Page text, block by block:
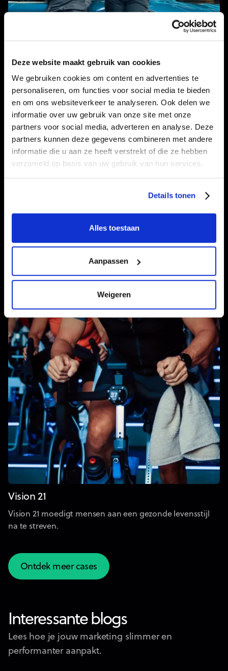
Deze website maakt gebruik van cookies
We gebruiken cookies om content en advertenties te
personaliseren, om functies voor social media te bieden
en om ons websiteverkeer te analyseren. Ook delen we
informatie over uw gebruik van onze site met onze
partners voor social media, adverteren en analyse. Deze
partners kunnen deze gegevens combineren met andere
informatie die u aan ze heeft verstrekt of die ze hebben
verzameld op basis van uw gebruik van hun services.
Details tonen
Alles toestaan
Aanpassen
Weigeren
Sadef
Sadef is een toonaangevende producent van
koudgewalste stalen profielen uit Gits.
Vision 21
Vision 21 moedigt mensen aan een gezonde levensstijl
na te streven.
Ontdek meer cases
Ontdek meer cases
Interessante blogs
Lees hoe je jouw marketing slimmer en
performanter aanpakt.